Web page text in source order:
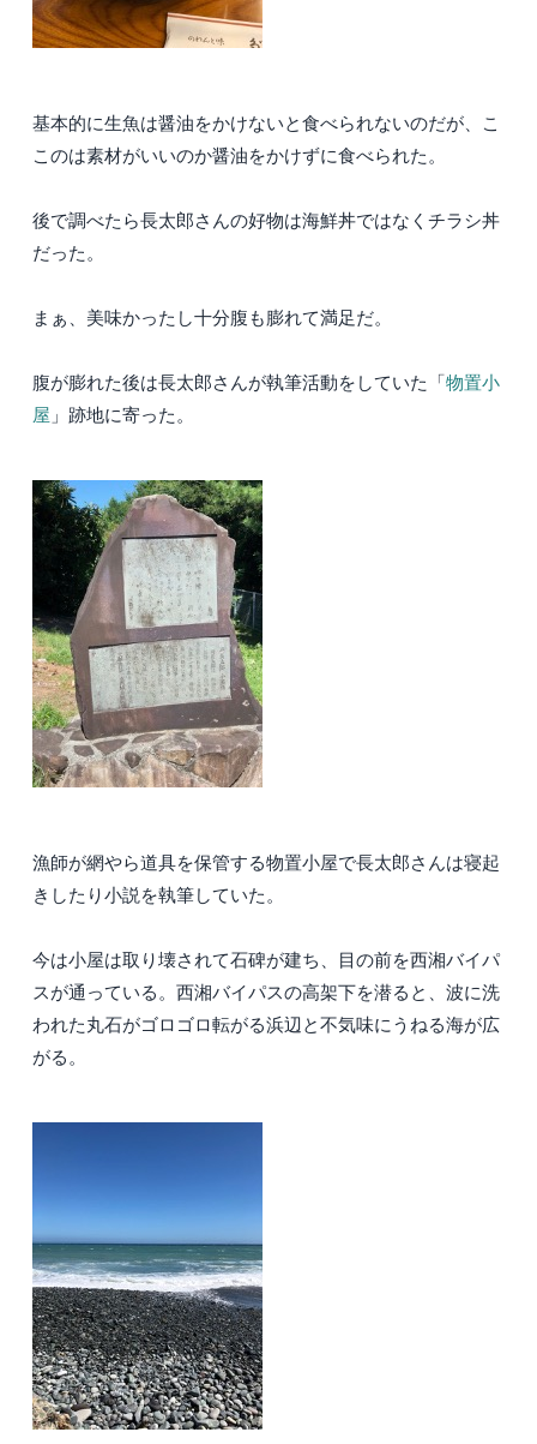
基本的に生魚は醤油をかけないと食べられないのだが、こ
このは素材がいいのか醤油をかけずに食べられた。
後で調べたら長太郎さんの好物は海鮮丼ではなくチラシ丼
だった。
まぁ、美味かったし十分腹も膨れて満足だ。
腹が膨れた後は長太郎さんが執筆活動をしていた「物置小
屋 」跡地に寄った。
漁師が網やら道具を保管する物置小屋で長太郎さんは寝起
きしたり小説を執筆していた。
今は小屋は取り壊されて石碑が建ち、目の前を西湘バイパ
スが通っている。西湘バイパスの高架下を潜ると、波に洗
われた丸石がゴロゴロ転がる浜辺と不気味にうねる海が広
がる。